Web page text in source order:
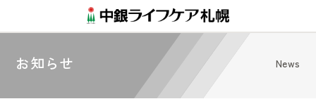
お知らせ News